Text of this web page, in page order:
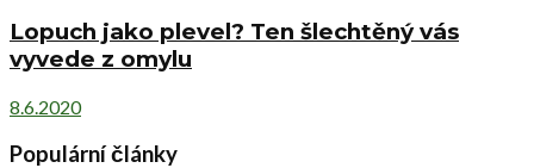
Lopuch jako plevel? Ten šlechtěný vás
vyvede z omylu
8.6.2020
Populární články